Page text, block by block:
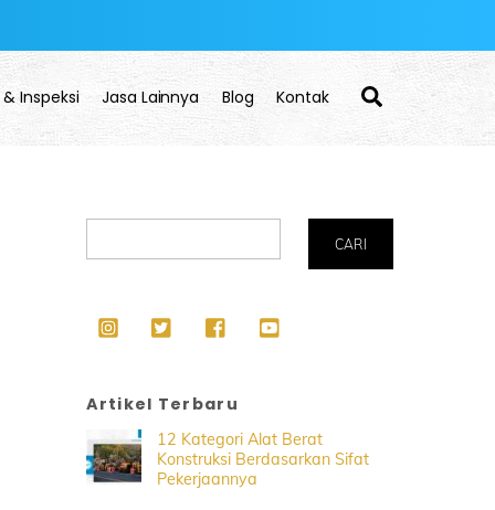
Search
Inspeksi Jasa Lainnya Blog Kontak
CARI
Artikel Terbaru
12 Kategori Alat Berat
Konstruksi Berdasarkan Sifat
Pekerjaannya